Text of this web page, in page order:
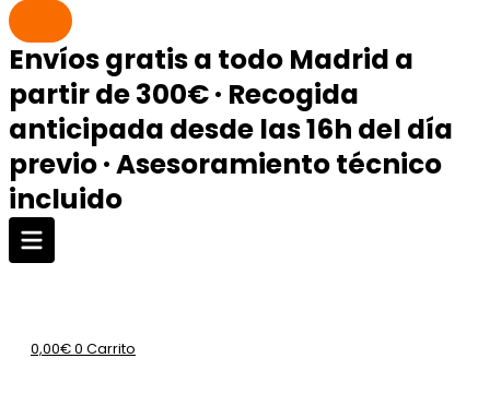
Envíos gratis a todo Madrid a
partir de 300€ · Recogida
anticipada desde las 16h del día
previo · Asesoramiento técnico
incluido
0,00€0 Carrito